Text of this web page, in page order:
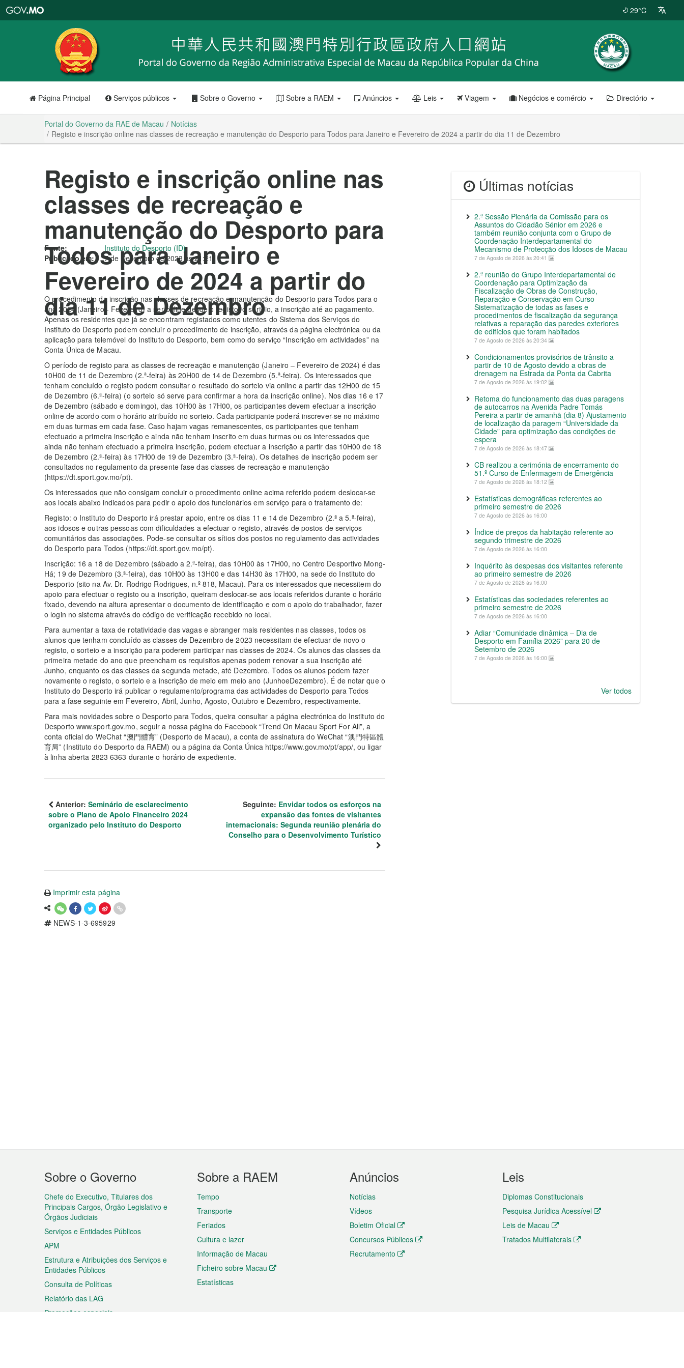
RAE
de
Macau
29°C
Página Principal Serviços públicos Sobre o Governo Sobre a RAEM Anúncios Leis Viagem Negócios e comércio Directório
Portal do Governo da RAE de Macau
Notícias
Registo e inscrição online nas classes de recreação e manutenção do Desporto para Todos para Janeiro e Fevereiro de 2024 a partir do dia 11 de Dezembro
Registo e inscrição online nas
classes de recreação e
manutenção do Desporto para
Todos para Janeiro e
Fevereiro de 2024 a partir do
dia 11 de Dezembro
Fonte:
Instituto do Desporto (ID)
Publicado em:
7 de Dezembro de 2023 às 21:21
O procedimento da inscrição nas classes de recreação e manutenção do Desporto para Todos para o
ano 2024 (Janeiro - Fevereiro) a ser online desde o registo, o sorteio, a inscrição até ao pagamento.
Apenas os residentes que já se encontram registados como utentes do Sistema dos Serviços do
Instituto do Desporto podem concluir o procedimento de inscrição, através da página electrónica ou da
aplicação para telemóvel do Instituto do Desporto, bem como do serviço “Inscrição em actividades” na
Conta Única de Macau.
O período de registo para as classes de recreação e manutenção (Janeiro – Fevereiro de 2024) é das
10H00 de 11 de Dezembro (2.ª-feira) às 20H00 de 14 de Dezembro (5.ª-feira). Os interessados que
tenham concluído o registo podem consultar o resultado do sorteio via online a partir das 12H00 de 15
de Dezembro (6.ª-feira) (o sorteio só serve para confirmar a hora da inscrição online). Nos dias 16 e 17
de Dezembro (sábado e domingo), das 10H00 às 17H00, os participantes devem efectuar a inscrição
online de acordo com o horário atribuído no sorteio. Cada participante poderá inscrever-se no máximo
em duas turmas em cada fase. Caso hajam vagas remanescentes, os participantes que tenham
efectuado a primeira inscrição e ainda não tenham inscrito em duas turmas ou os interessados que
ainda não tenham efectuado a primeira inscrição, podem efectuar a inscrição a partir das 10H00 de 18
de Dezembro (2.ª-feira) às 17H00 de 19 de Dezembro (3.ª-feira). Os detalhes de inscrição podem ser
consultados no regulamento da presente fase das classes de recreação e manutenção
(https://dt.sport.gov.mo/pt).
Os interessados que não consigam concluir o procedimento online acima referido podem deslocar-se
aos locais abaixo indicados para pedir o apoio dos funcionários em serviço para o tratamento de:
Registo: o Instituto do Desporto irá prestar apoio, entre os dias 11 e 14 de Dezembro (2.ª a 5.ª-feira),
aos idosos e outras pessoas com dificuldades a efectuar o registo, através de postos de serviços
comunitários das associações. Pode-se consultar os sítios dos postos no regulamento das actividades
do Desporto para Todos (https://dt.sport.gov.mo/pt).
Inscrição: 16 a 18 de Dezembro (sábado a 2.ª-feira), das 10H00 às 17H00, no Centro Desportivo Mong-
Há; 19 de Dezembro (3.ª-feira), das 10H00 às 13H00 e das 14H30 às 17H00, na sede do Instituto do
Desporto (sito na Av. Dr. Rodrigo Rodrigues, n.º 818, Macau). Para os interessados que necessitem do
apoio para efectuar o registo ou a inscrição, queiram deslocar-se aos locais referidos durante o horário
fixado, devendo na altura apresentar o documento de identificação e com o apoio do trabalhador, fazer
o login no sistema através do código de verificação recebido no local.
Para aumentar a taxa de rotatividade das vagas e abranger mais residentes nas classes, todos os
alunos que tenham concluído as classes de Dezembro de 2023 necessitam de efectuar de novo o
registo, o sorteio e a inscrição para poderem participar nas classes de 2024. Os alunos das classes da
primeira metade do ano que preencham os requisitos apenas podem renovar a sua inscrição até
Junho, enquanto os das classes da segunda metade, até Dezembro. Todos os alunos podem fazer
novamente o registo, o sorteio e a inscrição de meio em meio ano (JunhoeDezembro). É de notar que o
Instituto do Desporto irá publicar o regulamento/programa das actividades do Desporto para Todos
para a fase seguinte em Fevereiro, Abril, Junho, Agosto, Outubro e Dezembro, respectivamente.
Para mais novidades sobre o Desporto para Todos, queira consultar a página electrónica do Instituto do
Desporto www.sport.gov.mo, seguir a nossa página do Facebook “Trend On Macau Sport For All”, a
conta oficial do WeChat “澳門體育” (Desporto de Macau), a conta de assinatura do WeChat “澳門特區體
育局” (Instituto do Desporto da RAEM) ou a página da Conta Única https://www.gov.mo/pt/app/, ou ligar
à linha aberta 2823 6363 durante o horário de expediente.
Anterior: Seminário de esclarecimento
sobre o Plano de Apoio Financeiro 2024
organizado pelo Instituto do Desporto
Seguinte: Envidar todos os esforços na
expansão das fontes de visitantes
internacionais: Segunda reunião plenária do
Conselho para o Desenvolvimento Turístico
Imprimir esta página
NEWS-1-3-695929
Últimas notícias
2.ª Sessão Plenária da Comissão para os
Assuntos do Cidadão Sénior em 2026 e
também reunião conjunta com o Grupo de
Coordenação Interdepartamental do
Mecanismo de Protecção dos Idosos de Macau
7 de Agosto de 2026 às 20:41
2.ª reunião do Grupo Interdepartamental de
Coordenação para Optimização da
Fiscalização de Obras de Construção,
Reparação e Conservação em Curso
Sistematização de todas as fases e
procedimentos de fiscalização da segurança
relativas a reparação das paredes exteriores
de edifícios que foram habitados
7 de Agosto de 2026 às 20:34
Condicionamentos provisórios de trânsito a
partir de 10 de Agosto devido a obras de
drenagem na Estrada da Ponta da Cabrita
7 de Agosto de 2026 às 19:02
Retoma do funcionamento das duas paragens
de autocarros na Avenida Padre Tomás
Pereira a partir de amanhã (dia 8) Ajustamento
de localização da paragem “Universidade da
Cidade” para optimização das condições de
espera
7 de Agosto de 2026 às 18:47
CB realizou a cerimónia de encerramento do
51.º Curso de Enfermagem de Emergência
7 de Agosto de 2026 às 18:12
Estatísticas demográficas referentes ao
primeiro semestre de 2026
7 de Agosto de 2026 às 16:00
Índice de preços da habitação referente ao
segundo trimestre de 2026
7 de Agosto de 2026 às 16:00
Inquérito às despesas dos visitantes referente
ao primeiro semestre de 2026
7 de Agosto de 2026 às 16:00
Estatísticas das sociedades referentes ao
primeiro semestre de 2026
7 de Agosto de 2026 às 16:00
Adiar “Comunidade dinâmica – Dia de
Desporto em Família 2026” para 20 de
Setembro de 2026
7 de Agosto de 2026 às 16:00
Ver todos
Menu
do
rodapé
Sobre o Governo
Chefe do Executivo, Titulares dos
Principais Cargos, Órgão Legislativo e
Órgãos Judiciais
Serviços e Entidades Públicos
APM
Estrutura e Atribuições dos Serviços e
Entidades Públicos
Consulta de Políticas
Relatório das LAG
Promoções especiais
Sobre a RAEM
Tempo
Transporte
Feriados
Cultura e lazer
Informação de Macau
Ficheiro sobre Macau
Estatísticas
Anúncios
Notícias
Vídeos
Boletim Oficial
Concursos Públicos
Recrutamento
Leis
Diplomas Constitucionais
Pesquisa Jurídica Acessível
Leis de Macau
Tratados Multilaterais